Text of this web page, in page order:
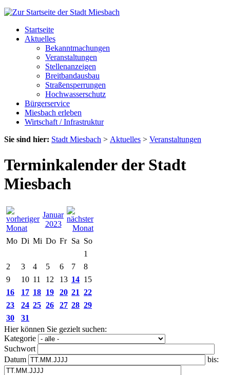
Startseite
Aktuelles
Bekanntmachungen
Veranstaltungen
Stellenanzeigen
Breitbandausbau
Straßensperrungen
Hochwasserschutz
Bürgerservice
Miesbach erleben
Wirtschaft / Infrastruktur
Sie sind hier: Stadt Miesbach > Aktuelles > Veranstaltungen
Terminkalender der Stadt
Miesbach
Januar
2023
Mo Di Mi Do Fr Sa So
1
2
3 4 5 6 7
8
9
10 11 12 13 14 15
16
17 18 19 20 21 22
23
24 25 26 27 28 29
30
31
Hier können Sie gezielt suchen:
Kategorie
Suchwort
Datum
bis: